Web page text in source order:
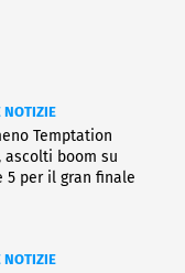
NOTIZIE
Temptation
ascolti boom su
5 per il gran finale
NOTIZIE